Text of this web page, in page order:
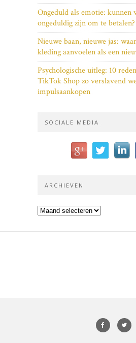
Ongeduld als emotie: kunnen
ongeduldig zijn om te betalen?
Nieuwe baan, nieuwe jas:
kleding aanvoelen als een
Psychologische uitleg: 10
TikTok Shop zo verslavend
impulsaankopen
SOCIALE MEDIA
ARCHIEVEN
Archieven